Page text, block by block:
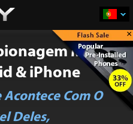
×
Móvel
& iPhone
Com O
Deles,